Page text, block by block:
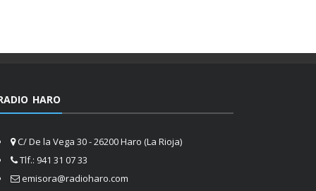
HARO
C/ De la Vega 30 - 26200 Haro (La Rioja)
Tlf.: 941 31 07 33
emisora@radioharo.com